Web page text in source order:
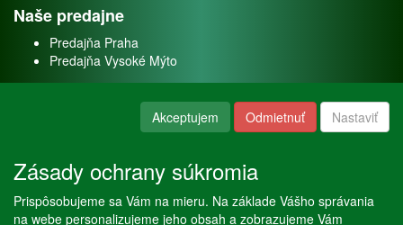
Naše predajne
Predajňa Praha
Predajňa Vysoké Mýto
Naše služby
Servis
Akceptujem Odmietnuť Nastaviť
Zásady ochrany súkromia
Prispôsobujeme sa Vám na mieru. Na základe Vášho správania
na webe personalizujeme jeho obsah a zobrazujeme Vám